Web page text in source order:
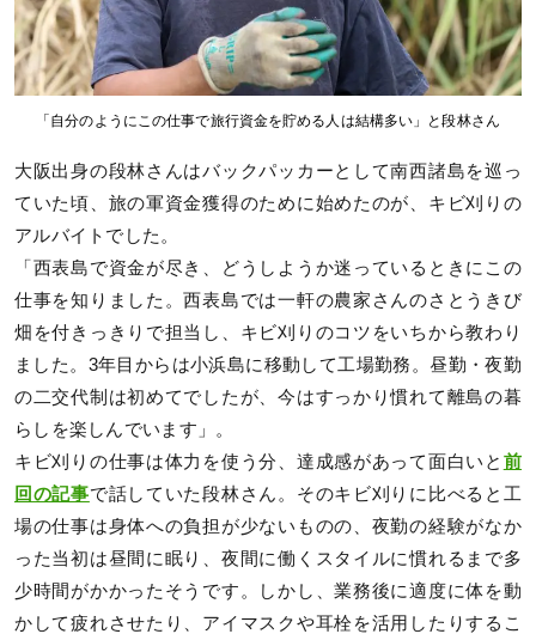
「自分のようにこの仕事で旅行資金を貯める人は結構多い」と段林さん
大阪出身の段林さんはバックパッカーとして南西諸島を巡っ
ていた頃、旅の軍資金獲得のために始めたのが、キビ刈りの
アルバイトでした。
「西表島で資金が尽き、どうしようか迷っているときにこの
仕事を知りました。西表島では一軒の農家さんのさとうきび
畑を付きっきりで担当し、キビ刈りのコツをいちから教わり
ました。3年目からは小浜島に移動して工場勤務。昼勤・夜勤
の二交代制は初めてでしたが、今はすっかり慣れて離島の暮
らしを楽しんでいます」。
キビ刈りの仕事は体力を使う分、達成感があって面白いと 前
回の記事で話していた段林さん。そのキビ刈りに比べると工
場の仕事は身体への負担が少ないものの、夜勤の経験がなか
った当初は昼間に眠り、夜間に働くスタイルに慣れるまで多
少時間がかかったそうです。しかし、業務後に適度に体を動
かして疲れさせたり、アイマスクや耳栓を活用したりするこ